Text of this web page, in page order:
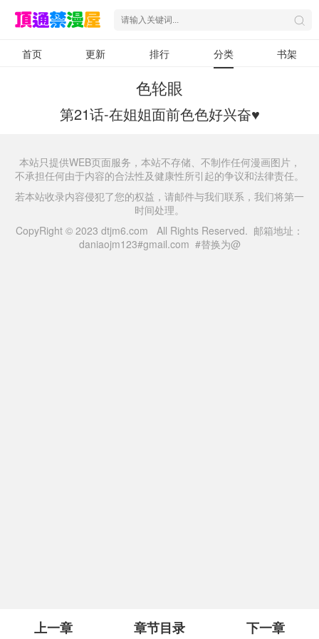
首页 更新 排行 分类 书架
色轮眼
第21话-在姐姐面前色色好兴奋♥
上一章 章节目录 下一章
本站只提供WEB页面服务，本站不存储、不制作任何漫画图片，
不承担任何由于内容的合法性及健康性所引起的争议和法律责任。
若本站收录内容侵犯了您的权益，请邮件与我们联系，我们将第一
时间处理。
CopyRight © 2023 dtjm6.com All Rights Reserved. 邮箱地址：
daniaojm123#gmail.com #替换为@